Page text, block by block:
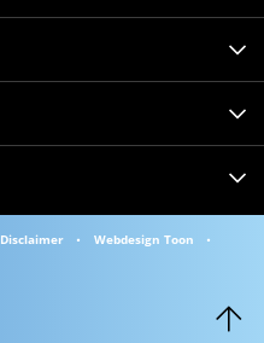
Disclaimer
Webdesign Toon